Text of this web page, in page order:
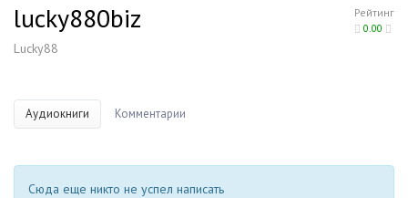
Рейтинг
0.00
lucky880biz
Lucky88
Аудиокниги Комментарии
Сюда еще никто не успел написать